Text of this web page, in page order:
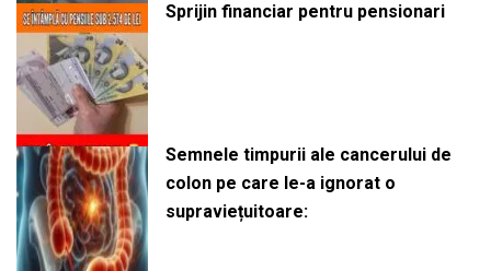
Sprijin financiar pentru pensionari
Semnele timpurii ale cancerului de
colon pe care le-a ignorat o
supraviețuitoare: